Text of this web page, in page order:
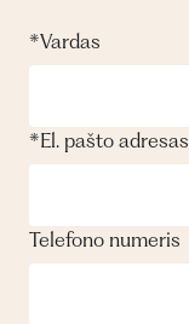
*Vardas
*El. pašto adresas
Telefono numeris